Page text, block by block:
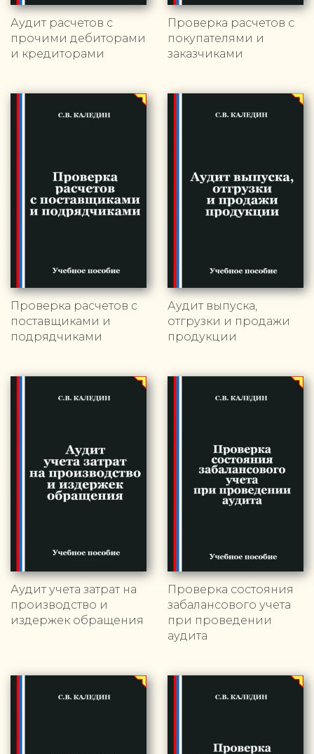
Аудит расчетов с
прочими дебиторами
и кредиторами
Проверка расчетов с
покупателями и
заказчиками
Проверка расчетов с
поставщиками и
подрядчиками
Аудит выпуска,
отгрузки и продажи
продукции
Аудит учета затрат на
производство и
издержек обращения
Проверка состояния
забалансового учета
при проведении
аудита